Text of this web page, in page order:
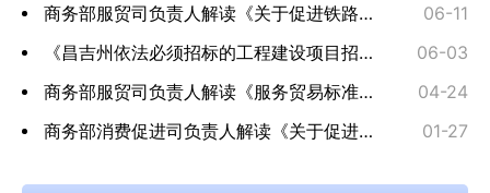
商务部服贸司负责人解读《关于促进铁路与旅游融合发展 扩大服务消费的若...
06-11
《昌吉州依法必须招标的工程建设项目招标人主体责任清单（试行）》政策解读
06-03
商务部服贸司负责人解读《服务贸易标准化工作行动计划（2026—2030年）》
04-24
商务部消费促进司负责人解读《关于促进药品零售行业高质量发展的意见》
01-27